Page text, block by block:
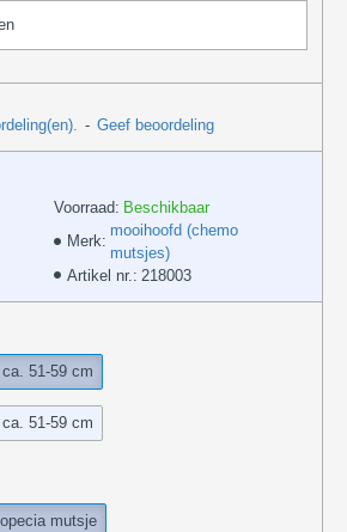
- Geef beoordeling
Voorraad: Beschikbaar
Merk:
mooihoofd (chemo
mutsjes)
Artikel nr.: 218003
51-59 cm
51-59 cm
mutsje